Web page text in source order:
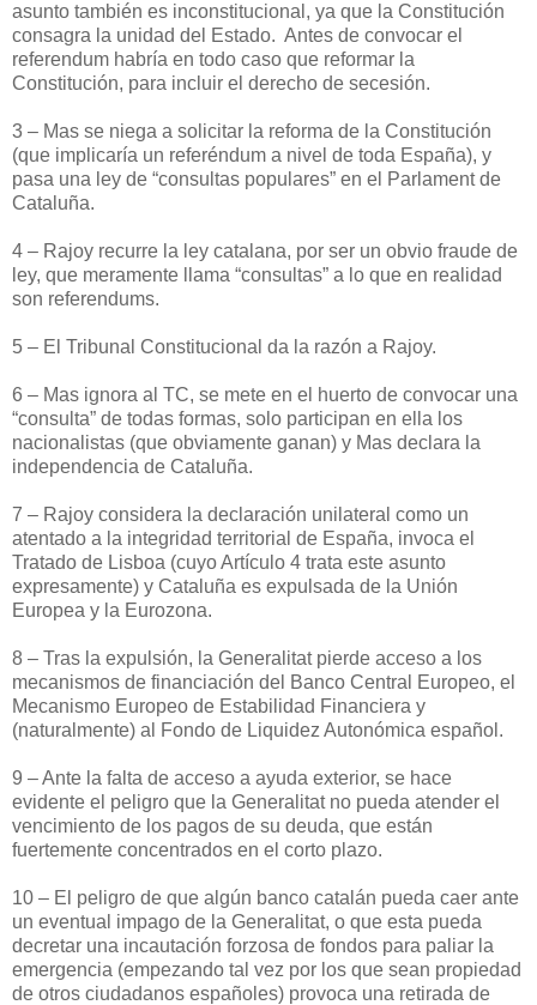
asunto también es inconstitucional, ya que la Constitución
consagra la unidad del Estado. Antes de convocar el
referendum habría en todo caso que reformar la
Constitución, para incluir el derecho de secesión.
3 – Mas se niega a solicitar la reforma de la Constitución
(que implicaría un referéndum a nivel de toda España), y
pasa una ley de “consultas populares” en el Parlament de
Cataluña.
4 – Rajoy recurre la ley catalana, por ser un obvio fraude de
ley, que meramente llama “consultas” a lo que en realidad
son referendums.
5 – El Tribunal Constitucional da la razón a Rajoy.
6 – Mas ignora al TC, se mete en el huerto de convocar una
“consulta” de todas formas, solo participan en ella los
nacionalistas (que obviamente ganan) y Mas declara la
independencia de Cataluña.
7 – Rajoy considera la declaración unilateral como un
atentado a la integridad territorial de España, invoca el
Tratado de Lisboa (cuyo Artículo 4 trata este asunto
expresamente) y Cataluña es expulsada de la Unión
Europea y la Eurozona.
8 – Tras la expulsión, la Generalitat pierde acceso a los
mecanismos de financiación del Banco Central Europeo, el
Mecanismo Europeo de Estabilidad Financiera y
(naturalmente) al Fondo de Liquidez Autonómica español.
9 – Ante la falta de acceso a ayuda exterior, se hace
evidente el peligro que la Generalitat no pueda atender el
vencimiento de los pagos de su deuda, que están
fuertemente concentrados en el corto plazo.
10 – El peligro de que algún banco catalán pueda caer ante
un eventual impago de la Generalitat, o que esta pueda
decretar una incautación forzosa de fondos para paliar la
emergencia (empezando tal vez por los que sean propiedad
de otros ciudadanos españoles) provoca una retirada de